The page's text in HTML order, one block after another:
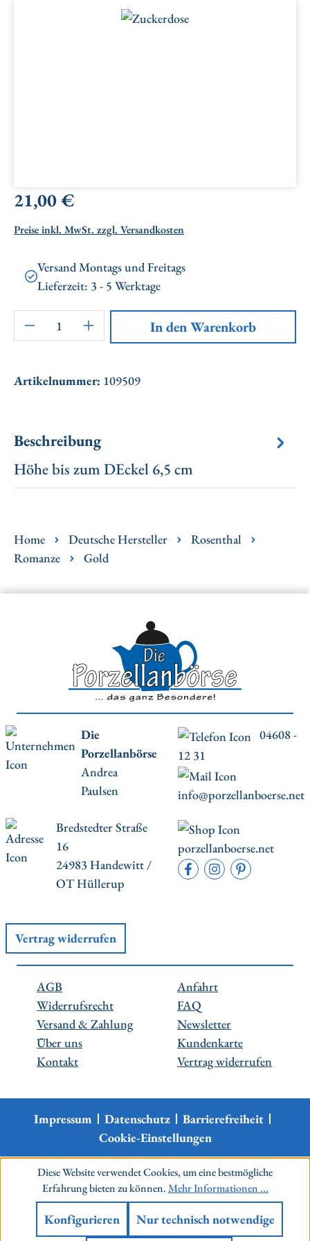
Bildergalerie überspringen
Regulärer Preis:
21,00 €
Preise inkl. MwSt. zzgl. Versandkosten
Versand Montags und Freitags
Lieferzeit: 3 - 5 Werktage
Artikel Anzahl: Gib den gewünschten
In den Warenkorb
Artikelnummer: 109509
Beschreibung
Höhe bis zum DEckel 6,5 cm
Home Deutsche Hersteller
Rosenthal
Romanze
Gold
Die
Porzellanbörse
Andrea
Paulsen
04608 -
12 31
info@porzellanboerse.net
Bredstedter Straße
16
24983 Handewitt /
OT Hüllerup
porzellanboerse.net
Vertrag widerrufen
AGB
Widerrufsrecht
Versand & Zahlung
Über uns
Kontakt
Anfahrt
FAQ
Newsletter
Kundenkarte
Vertrag widerrufen
Impressum Datenschutz
Barrierefreiheit
Cookie-Einstellungen
Diese Website verwendet Cookies, um eine bestmögliche
Erfahrung bieten zu können.Mehr Informationen ...
Nur technisch notwendige
Konfigurieren